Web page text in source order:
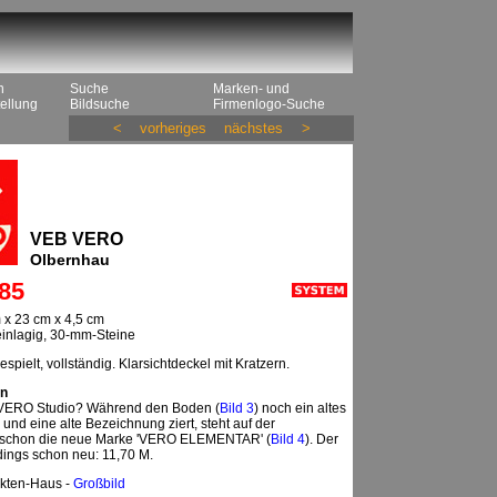
Suche
Bildsuche
Marken- und
Firmenlogo-Suche
< vorheriges nächstes >
VEB VERO
Olbernhau
x 23 cm x 4,5 cm
30-mm-Steine
vollständig. Klarsichtdeckel mit Kratzern.
Studio? Während den Boden (Bild 3) noch ein altes
eine alte Bezeichnung ziert, steht auf der
die neue Marke 'VERO ELEMENTAR' (Bild 4). Der
schon neu: 11,70 M.
Haus - Großbild